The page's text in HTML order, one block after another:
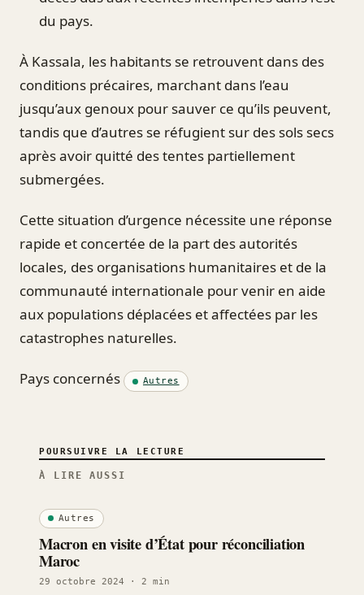
du pays.
À Kassala, les habitants se retrouvent dans des
conditions précaires, marchant dans l’eau
jusqu’aux genoux pour sauver ce qu’ils peuvent,
tandis que d’autres se réfugient sur des sols secs
après avoir quitté des tentes partiellement
submergées.
Cette situation d’urgence nécessite une réponse
rapide et concertée de la part des autorités
locales, des organisations humanitaires et de la
communauté internationale pour venir en aide
aux populations déplacées et affectées par les
catastrophes naturelles.
Pays concernés Autres
POURSUIVRE LA LECTURE
À LIRE AUSSI
Autres
Macron en visite d’État pour réconciliation
Maroc
29 octobre 2024 · 2 min